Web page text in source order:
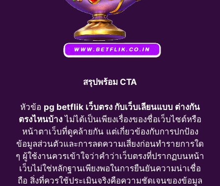
สรุปพร้อม CTA
หัวข้อ pg betflik เว็บตรง กับเว็บเลียนแบบ ต่างกัน
ตรงไหนบ้าง ไม่ได้เป็นเพียงเรื่องของชื่อเว็บไซต์หรือ
หน้าตาเว็บที่ดูคล้ายกัน แต่เกี่ยวข้องกับการปกป้อง
ข้อมูลส่วนตัวและการลดความเสี่ยงก่อนทำรายการใด
ๆ ผู้ใช้งานควรเข้าใจว่าคำว่าเว็บตรงที่ปรากฏบนหน้า
เว็บไม่ใช่หลักฐานเพียงพอในการยืนยันความน่าเชื่อ
ถือ สิ่งที่ควรใช้ประเมินจริงคือความชัดเจนของข้อมูล